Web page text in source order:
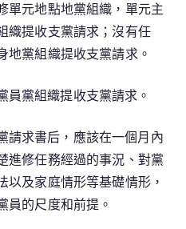
單元地點地黨組織，單元主
織提收支黨請求；沒有任
地黨組織提收支黨請求。
員黨組織提收支黨請求。
求書后，應該在一個月內
進修任務經過的事況、對黨
以及家庭情形等基礎情形，
員的尺度和前提。